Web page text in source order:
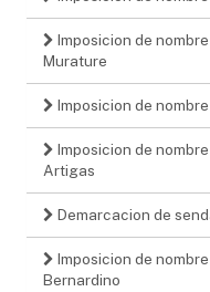
Imposicion de
Murature
Imposicion de
Imposicion de
Artigas
Demarcacion de
Imposicion de
Bernardino